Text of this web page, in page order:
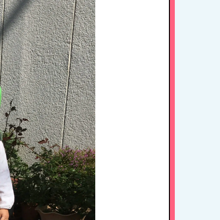
HOME
ちの思い・教育方針
1日のスケジュール
年間行事
施設紹介・園概要